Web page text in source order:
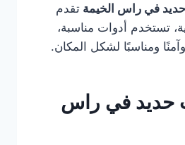
في راس الخيمة تقدم
تستخدم أدوات مناسبة،
ومناسبًا لشكل المكان.
حديد في راس